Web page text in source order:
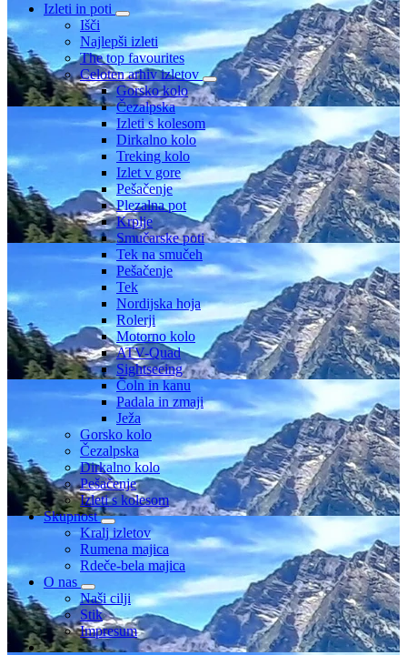
Izleti in poti
Išči
Najlepši izleti
The top favourites
Celoten arhiv izletov
Gorsko kolo
Čezalpska
Izleti s kolesom
Dirkalno kolo
Treking kolo
Izlet v gore
Pešačenje
Plezalna pot
Krplje
Smučarske poti
Tek na smučeh
Pešačenje
Tek
Nordijska hoja
Rolerji
Motorno kolo
ATV-Quad
Sightseeing
Čoln in kanu
Padala in zmaji
Ježa
Gorsko kolo
Čezalpska
Dirkalno kolo
Pešačenje
Izleti s kolesom
Skupnost
Kralj izletov
Rumena majica
Rdeče-bela majica
O nas
Naši cilji
Stik
Impresum